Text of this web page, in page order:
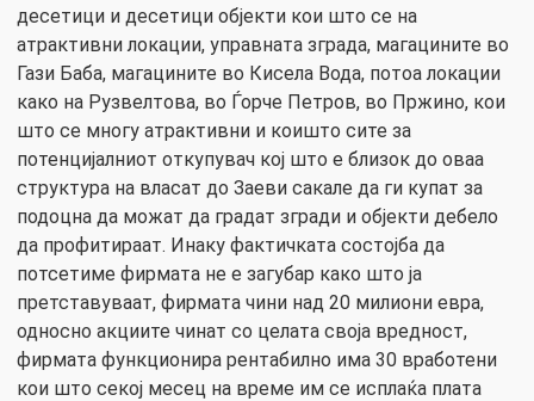
десетици и десетици објекти кои што се на
атрактивни локации, управната зграда, магацините во
Гази Баба, магацините во Кисела Вода, потоа локации
како на Рузвелтова, во Ѓорче Петров, во Пржино, кои
што се многу атрактивни и коишто сите за
потенцијалниот откупувач кој што е близок до оваа
структура на власат до Заеви сакале да ги купат за
подоцна да можат да градат згради и објекти дебело
да профитираат. Инаку фактичката состојба да
потсетиме фирмата не е загубар како што ја
претставуваат, фирмата чини над 20 милиони евра,
односно акциите чинат со целата своја вредност,
фирмата функционира рентабилно има 30 вработени
кои што секој месец на време им се исплаќа плата